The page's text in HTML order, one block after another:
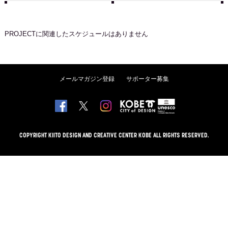
PROJECTに関連したスケジュールはありません
メールマガジン登録 サポーター募集
COPYRIGHT KIITO DESIGN AND CREATIVE CENTER KOBE ALL RIGHTS RESERVED.